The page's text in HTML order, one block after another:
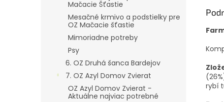
Mačacie Šťastie
Mesačné krmivo a podstielky pre
OZ Mačacie šťastie
Mimoriadne potreby
Psy
6. OZ Druhá šanca Bardejov
7. OZ Azyl Domov Zvierat
OZ Azyl Domov Zvierat -
Aktuálne najviac potrebné
rybí